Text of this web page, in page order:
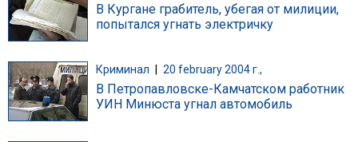
В Кургане грабитель, убегая от милиции,
попытался угнать электричку
Криминал 20 february 2004 г.,
В Петропавловске-Камчатском работник
УИН Минюста угнал автомобиль